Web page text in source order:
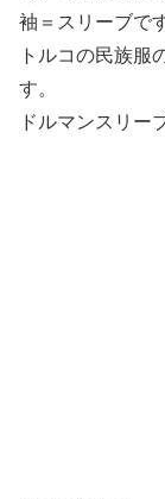
袖＝スリーブで
トルコの民族服
す。
ドルマンスリー